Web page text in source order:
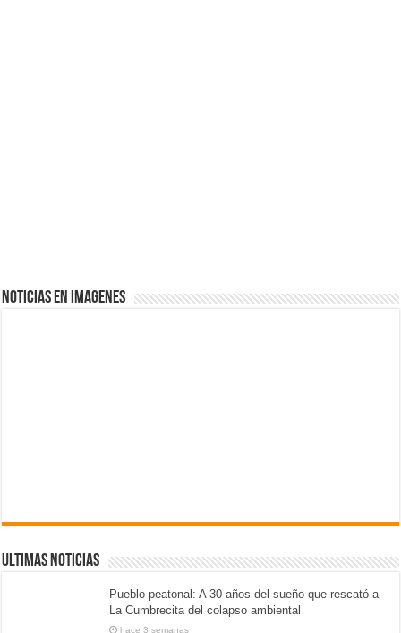
NOTICIAS EN IMAGENES
ULTIMAS NOTICIAS
Pueblo peatonal: A 30 años del sueño que rescató a
La Cumbrecita del colapso ambiental
hace 3 semanas